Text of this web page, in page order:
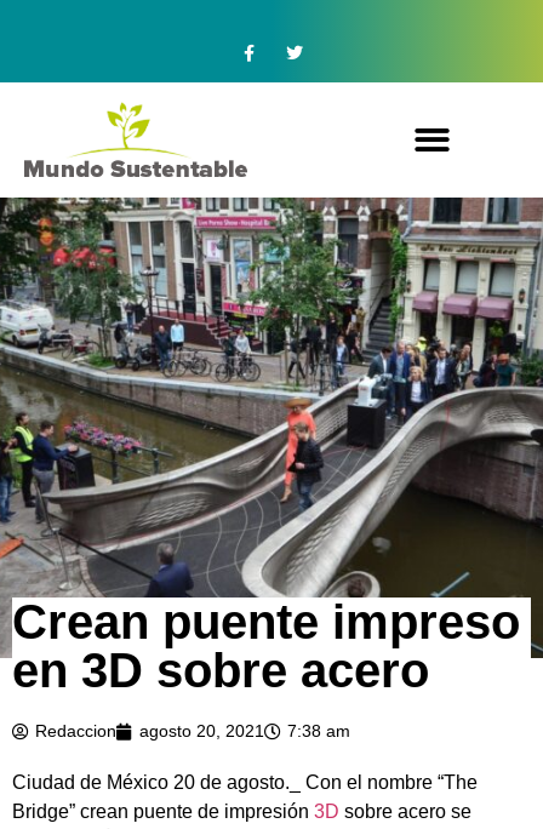
Crean puente impreso
en 3D sobre acero
Redaccion agosto 20, 2021 7:38 am
Ciudad de México 20 de agosto._ Con el nombre “The
Bridge” crean puente de impresión 3D sobre acero se